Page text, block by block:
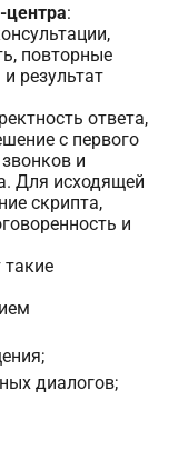
:
повторные
результат
ответа,
с первого
и
Для исходящей
скрипта,
и
такие
диалогов;